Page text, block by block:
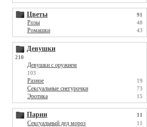
Цветы 91
Розы 48
Ромашки 43
Девушки
210
Девушки с оружием
103
Разное 19
Сексуальные снегурочки 73
Эротика 15
Парни 11
Сексуальный дед мороз 11